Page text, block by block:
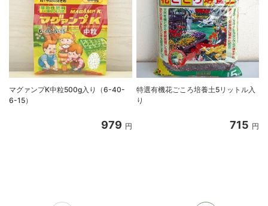
マグァンプK中粒500g入り（6-40-
6-15）
979 円
特選有機花ごころ培養土5リットル入
り
715 円